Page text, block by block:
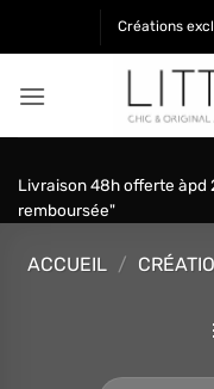
Créations
Livraison 48h offerte àpd
remboursée"
ACCUEIL /